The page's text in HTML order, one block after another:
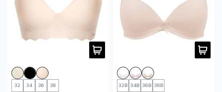
32 34 36 38 32B 34B 36B 38B